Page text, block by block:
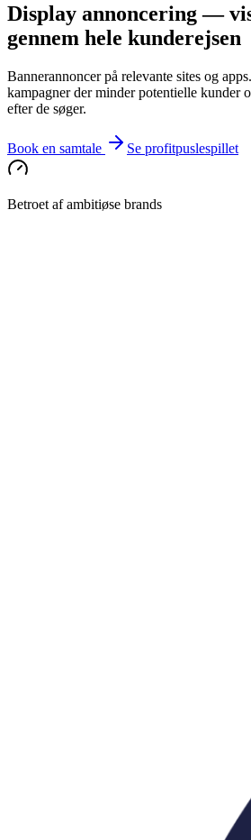
Display annoncering —
gennem hele kunderejsen
Bannerannoncer på relevante sites og
kampagner der minder potentielle kunder
efter de søger.
Book en samtale Se profitpuslespillet
Betroet af ambitiøse brands